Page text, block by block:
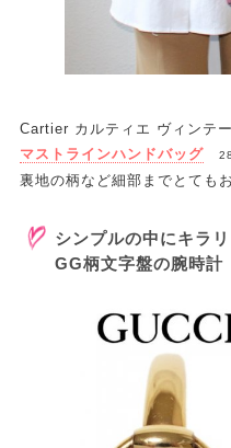
Cartier カルティエ ヴィンテ
マストラインハンドバッグ
裏地の柄など細部までとても
シンプルの中にキラ
GG柄文字盤の腕時計